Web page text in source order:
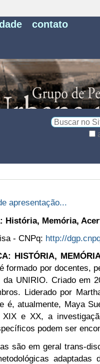
contato
apresentação...
História, Memória,
- CNPq: http://
HISTÓRIA,
formado por docentes,
UNIRIO. Criado em
Liderado por
é, atualmente, Maya
XIX e XX, a
podem ser
são em geral trans-